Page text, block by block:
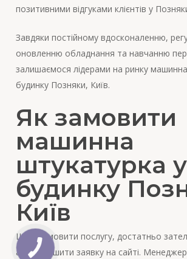
позитивними відгуками клієнтів у
Завдяки постійному вдосконаленню,
оновленню обладнання та навчанню
залишаємося лідерами на ринку
будинку Позняки, Київ.
Як замовити
машинна
штукатурка у
будинку
Київ
Щоб замовити послугу, достатньо
або залишити заявку на сайті.